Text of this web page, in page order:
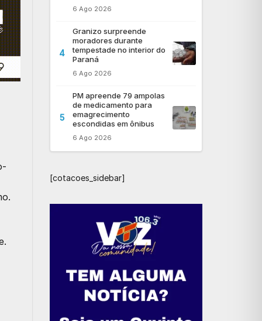
6 Ago 2026
4
Granizo surpreende
moradores durante
tempestade no interior do
Paraná
6 Ago 2026
5
PM apreende 79 ampolas
de medicamento para
emagrecimento
escondidas em ônibus
6 Ago 2026
[cotacoes_sidebar]